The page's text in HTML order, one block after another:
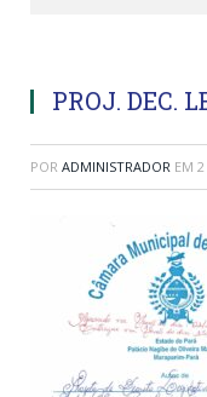
PROJ. DEC.
POR ADMINISTRADOR EM 2